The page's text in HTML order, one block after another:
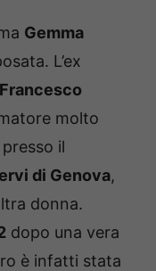
Gemma
L’ex
Francesco
molto
presso il
di Genova,
donna.
dopo una vera
è infatti stata